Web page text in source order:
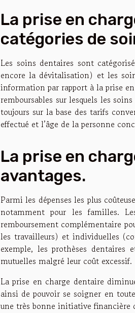
La prise en
catégories de
Les soins dentaires sont
encore la dévitalisation) et les
information par rapport à la prise
remboursables sur lesquels les
toujours sur la base des tarifs
effectué et l’âge de la personne
La prise en
avantages.
Parmi les dépenses les plus
notamment pour les familles.
remboursement complémentaire
les travailleurs) et individuelles
exemple, les prothèses
mutuelles malgré leur coût excessif.
La prise en charge dentaire
ainsi de pouvoir se soigner en
une très bonne initiative financière